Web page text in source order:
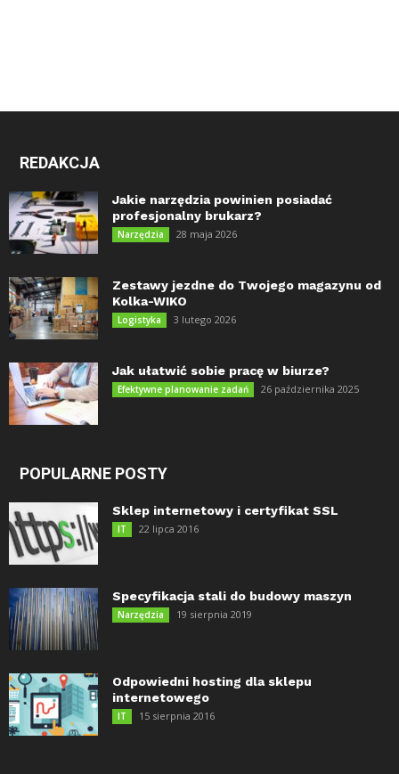
REDAKCJA
Jakie narzędzia powinien posiadać
profesjonalny brukarz?
Narzędzia 28 maja 2026
Zestawy jezdne do Twojego magazynu od
Kolka-WIKO
Logistyka 3 lutego 2026
Jak ułatwić sobie pracę w biurze?
Efektywne planowanie zadań 26 października 2025
POPULARNE POSTY
Sklep internetowy i certyfikat SSL
IT 22 lipca 2016
Specyfikacja stali do budowy maszyn
Narzędzia 19 sierpnia 2019
Odpowiedni hosting dla sklepu
internetowego
IT 15 sierpnia 2016